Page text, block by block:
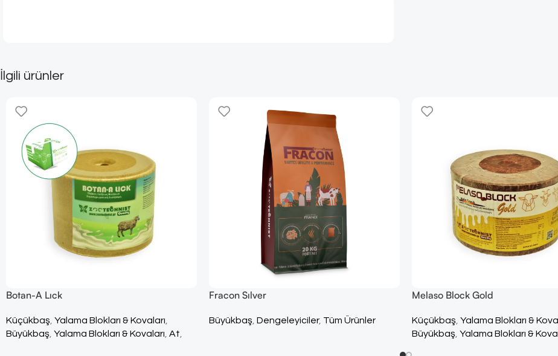
İlgili ürünler
Botan-A Lıck
Küçükbaş Yalama Blokları & Kovaları
Büyükbaş Yalama Blokları & Kovaları At
Fracon Sılver
Büyükbaş Dengeleyiciler, Tüm Ürünler
Melaso Block Gold
Küçükbaş Yalama Blokları &
Büyükbaş Yalama Blokları &